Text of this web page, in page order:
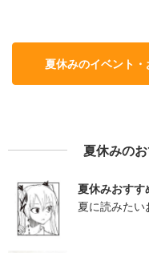
夏休みのイベント
夏休みの
夏休みおすす
夏に読みたい